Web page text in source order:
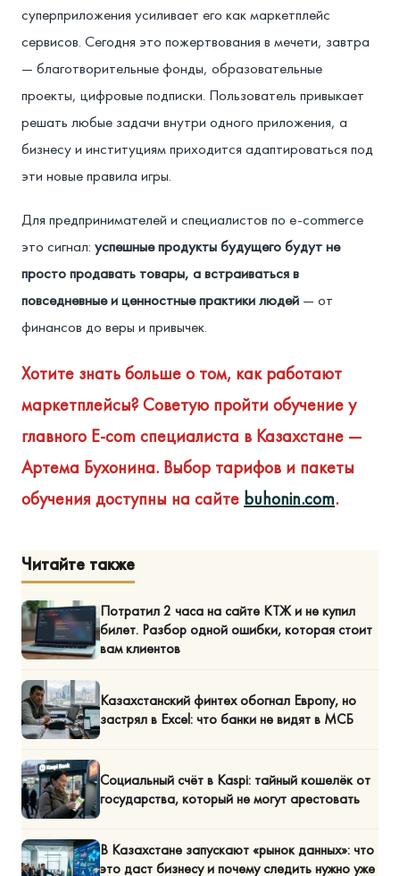
суперприложения усиливает его как маркетплейс
сервисов. Сегодня это пожертвования в мечети, завтра
— благотворительные фонды, образовательные
проекты, цифровые подписки. Пользователь привыкает
решать любые задачи внутри одного приложения, а
бизнесу и институциям приходится адаптироваться под
эти новые правила игры.
Для предпринимателей и специалистов по e-commerce
это сигнал: успешные продукты будущего будут не
просто продавать товары, а встраиваться в
повседневные и ценностные практики людей — от
финансов до веры и привычек.
Хотите знать больше о том, как работают
маркетплейсы? Советую пройти обучение у
главного E-com специалиста в Казахстане —
Артема Бухонина. Выбор тарифов и пакеты
обучения доступны на сайте buhonin.com.
Читайте также
Потратил 2 часа на сайте КТЖ и не купил
билет. Разбор одной ошибки, которая стоит
вам клиентов
Казахстанский финтех обогнал Европу, но
застрял в Excel: что банки не видят в МСБ
Социальный счёт в Kaspi: тайный кошелёк от
государства, который не могут арестовать
В Казахстане запускают «рынок данных»: что
это даст бизнесу и почему следить нужно уже